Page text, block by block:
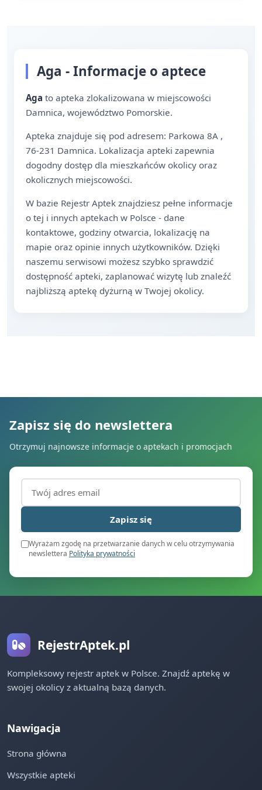
Aga - Informacje o aptece
Aga to apteka zlokalizowana w miejscowości
Damnica, województwo Pomorskie.
Apteka znajduje się pod adresem: Parkowa 8A ,
76-231 Damnica. Lokalizacja apteki zapewnia
dogodny dostęp dla mieszkańców okolicy oraz
okolicznych miejscowości.
W bazie Rejestr Aptek znajdziesz pełne informacje
o tej i innych aptekach w Polsce - dane
kontaktowe, godziny otwarcia, lokalizację na
mapie oraz opinie innych użytkowników. Dzięki
naszemu serwisowi możesz szybko sprawdzić
dostępność apteki, zaplanować wizytę lub znaleźć
najbliższą aptekę dyżurną w Twojej okolicy.
Zapisz się do newslettera
Otrzymuj najnowsze informacje o aptekach i promocjach
Adres email (wymagany)
Zapisz się
Wyrażam zgodę na przetwarzanie danych w celu otrzymywania
newslettera Polityka prywatności
RejestrAptek.pl
Kompleksowy rejestr aptek w Polsce. Znajdź aptekę w
swojej okolicy z aktualną bazą danych.
Nawigacja
Strona główna
Wszystkie apteki